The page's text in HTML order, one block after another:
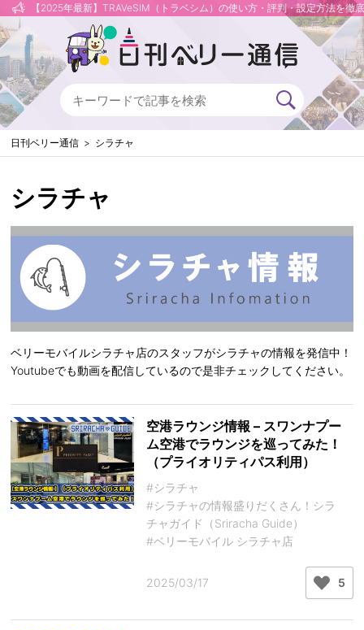
【2025年最新】TRAVeSIM（トラベシム）の使い方・評判・設定方法を徹
日刊ベリー通信 シラチャ
シラチャ
ベリーモバイルシラチャ店のスタッフがシラチャの情報を発信中！
Youtubeでも動画を配信しているので是非チェックしてください。
空港ラウンジ情報 – スワンナプー
ム空港でラウンジを巡ってみた！
（プライオリティパス利用）
#シラチャ
#シラチャの情報盛りだくさん！シラ
チャガイド（Sriracha Guide）
#ベリーモバイル シラチャ店
2025/03/17 5